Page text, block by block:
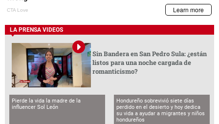
LA PRENSA VIDEOS
Sin Bandera en San Pedro Sula: ¿están
listos para una noche cargada de
romanticismo?
Pierde la vida la madre de la
influencer Sol León
Hondureño sobrevivió siete días
perdido en el desierto y hoy dedica
su vida a ayudar a migrantes y niños
hondureños